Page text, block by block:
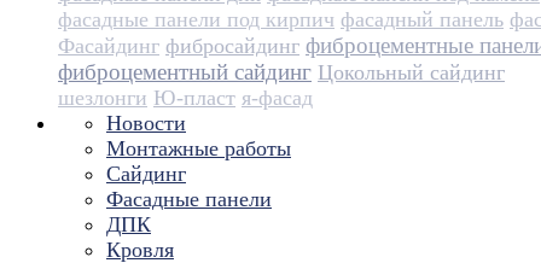
фасадные панели под кирпич фасадный панель
Фасайдинг фибросайдинг фиброцементные
фиброцементный сайдинг Цокольный сайдинг
шезлонги Ю-пласт я-фасад
Новости
Монтажные работы
Сайдинг
Фасадные панели
ДПК
Кровля